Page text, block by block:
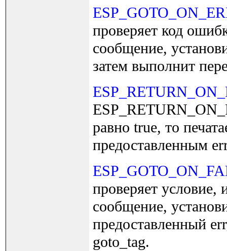
проверяет код
сообщение,
затем выполнит
равно true, то
предоставленным
проверяет условие,
сообщение,
предоставленный
goto_tag.